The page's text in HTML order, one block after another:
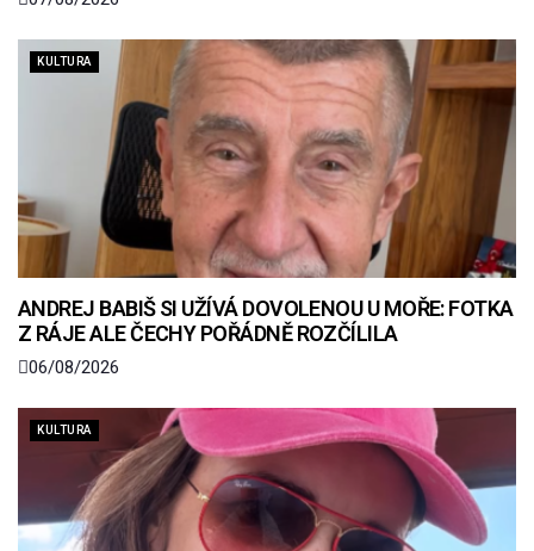
KULTURA
ANDREJ BABIŠ SI UŽÍVÁ DOVOLENOU U MOŘE: FOTKA
Z RÁJE ALE ČECHY POŘÁDNĚ ROZČÍLILA
06/08/2026
KULTURA